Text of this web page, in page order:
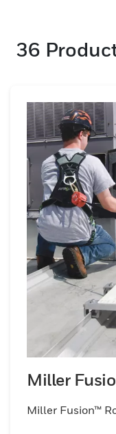
では、すべての
護を確保します。
36
Miller
Miller Fusion™